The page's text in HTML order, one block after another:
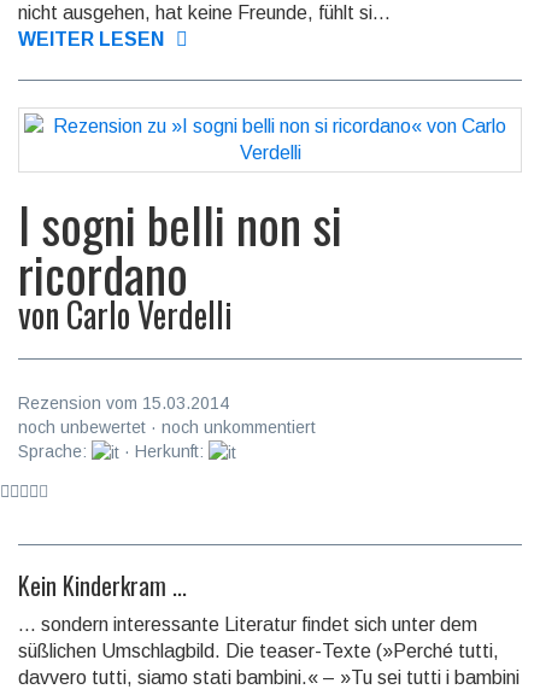
nicht aus­ge­hen, hat keine Freun­de, fühlt si...
WEITER LESEN
I sogni belli non si
ricordano
vonCarlo Verdelli
Rezension vom 15.03.2014
noch unbewertet · noch unkommentiert
Sprache:
· Herkunft:
Kein Kinderkram ...
... sondern interessante Literatur findet sich unter dem
süßlichen Umschlagbild. Die teaser-Texte (»Perché tutti,
davvero tutti, siamo stati bambini.« – »Tu sei tutti i bambini